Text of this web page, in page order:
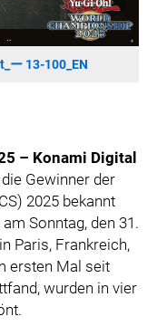
PRODUCTS
ー 13-100_EN
– Konami Digital
Gewinner der
2025 bekannt
Sonntag, den 31.
Paris, Frankreich,
ersten Mal seit
wurden in vier